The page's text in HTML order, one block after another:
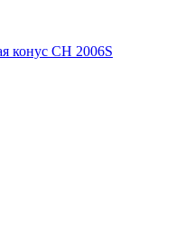
конус CH 2006S